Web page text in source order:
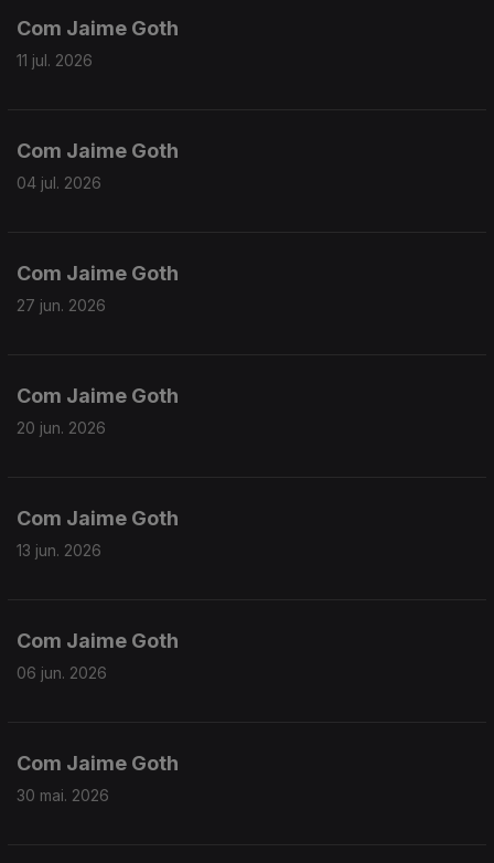
Com Jaime Goth
11 jul. 2026
Com Jaime Goth
04 jul. 2026
Com Jaime Goth
27 jun. 2026
Com Jaime Goth
20 jun. 2026
Com Jaime Goth
13 jun. 2026
Com Jaime Goth
06 jun. 2026
Com Jaime Goth
30 mai. 2026